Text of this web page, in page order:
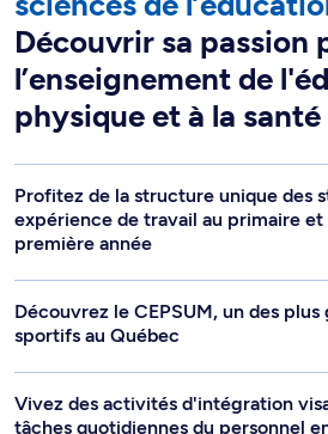
Découvrir sa passion
l’enseignement de
physique et à la santé
Profitez de la structure unique des
expérience de travail au primaire et
première année
Découvrez le CEPSUM, un des
sportifs au Québec
Vivez des activités d'intégration
tâches quotidiennes du personnel